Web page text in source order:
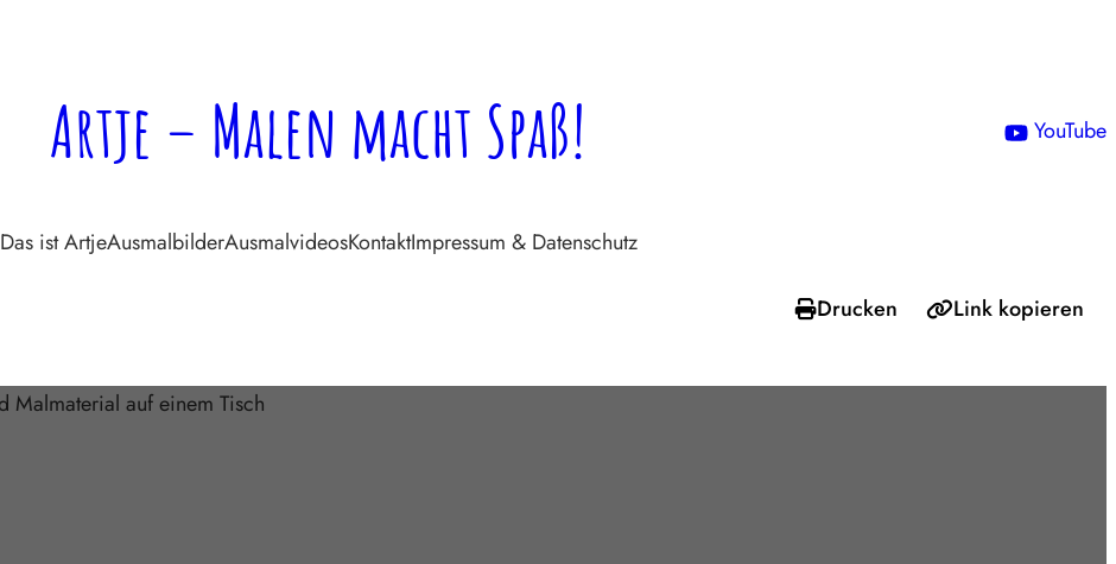
Artje – Malen macht Spaß! YouTube
Das ist ArtjeAusmalbilderAusmalvideosKontaktImpressum & Datenschutz
Drucken Link kopieren